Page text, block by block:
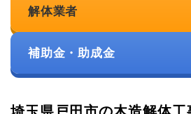
解体業者
補助金・助成金